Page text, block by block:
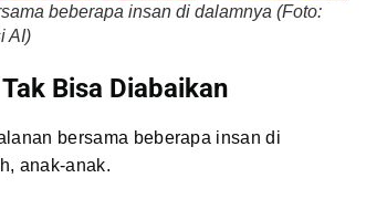
beberapa insan di dalamnya (Foto:
AI)
Bisa Diabaikan
bersama beberapa insan di
anak-anak.